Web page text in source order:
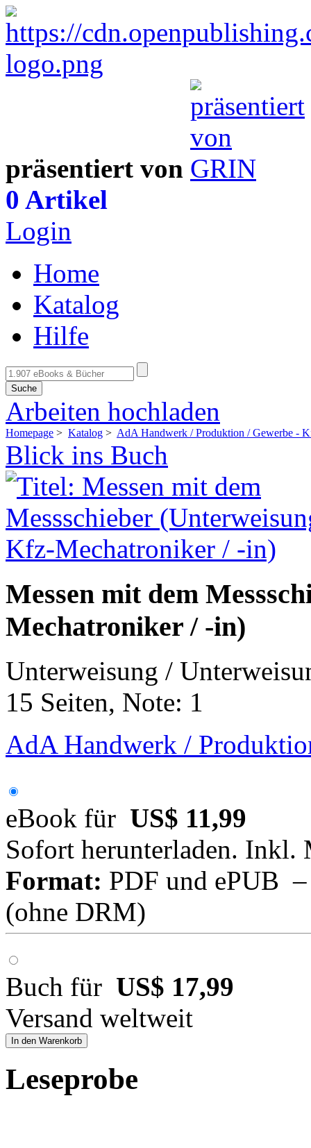
präsentiert von
0 Artikel
Login
Home
Katalog
Hilfe
Suche
Arbeiten hochladen
Homepage > Katalog > AdA Handwerk / Produktion / Gewerbe -
Blick ins Buch
Messen mit dem
Mechatroniker / -in)
Unterweisung /
15 Seiten, Note: 1
AdA Handwerk /
eBook für US$ 11,99
Sofort herunterladen. Inkl.
Format: PDF und ePUB
(ohne DRM)
Buch für US$ 17,99
Versand weltweit
In den Warenkorb
Leseprobe